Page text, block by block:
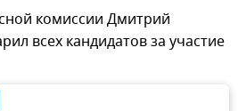
комиссии Дмитрий
всех кандидатов за участие